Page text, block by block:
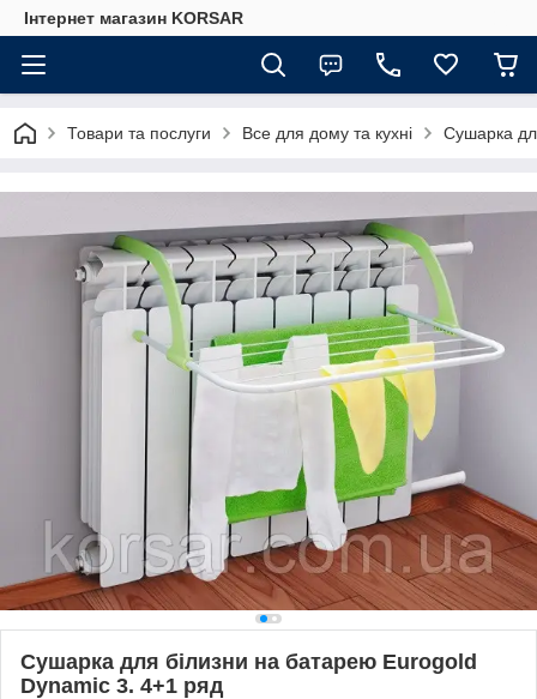
Iнтернет магазин KORSAR
Товари та послуги Все для дому та кухні Сушарка
Сушарка для білизни на батарею Eurogold
Dynamic 3. 4+1 ряд